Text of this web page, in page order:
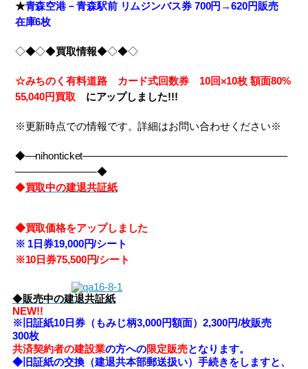
★青森空港－青森駅前 リムジンバス券 700円→620円販売
在庫6枚
◇◆◇◆買取情報◆◇◆◇
☆みちのく有料道路 カード式回数券 10回×10枚額面80%
55,040円買取 にアップしました!!!
※更新時点での情報です。詳細はお問い合わせください※
◆―nihonticket――――――――――――――――――――
――――――――◆
◆買取中の建退共証紙
◆買取価格をアップしました
※ 1日券19,000円/シート
※10 日券75,500円/シート
◆販売中の建退共証紙
NEW!!
※旧証紙10日券（もみじ柄3,000円額面）2,300円/枚販売
300枚
共済契約者の建設業の方への限定販売となります。
◆旧証紙の交換（建退共本部郵送扱い）手続きをしますと、